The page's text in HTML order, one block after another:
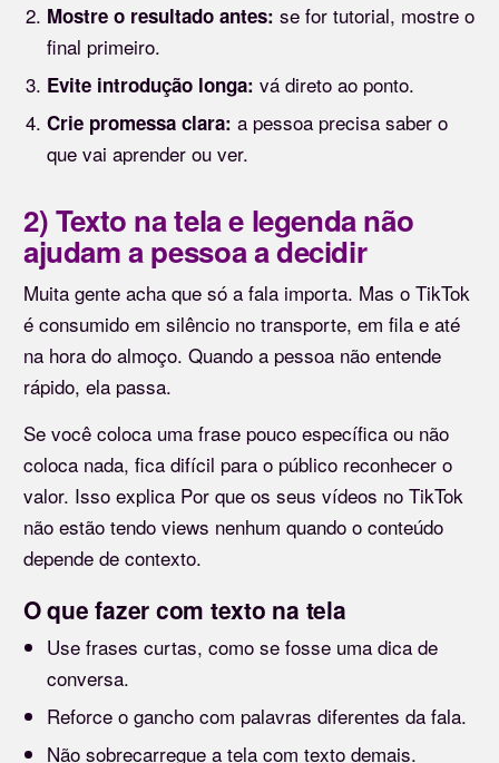
Mostre o resultado antes: se for tutorial, mostre o
final primeiro.
Evite introdução longa: vá direto ao ponto.
Crie promessa clara: a pessoa precisa saber o
que vai aprender ou ver.
2) Texto na tela e legenda não
ajudam a pessoa a decidir
Muita gente acha que só a fala importa. Mas o TikTok
é consumido em silêncio no transporte, em fila e até
na hora do almoço. Quando a pessoa não entende
rápido, ela passa.
Se você coloca uma frase pouco específica ou não
coloca nada, fica difícil para o público reconhecer o
valor. Isso explica Por que os seus vídeos no TikTok
não estão tendo views nenhum quando o conteúdo
depende de contexto.
O que fazer com texto na tela
Use frases curtas, como se fosse uma dica de
conversa.
Reforce o gancho com palavras diferentes da fala.
Não sobrecarregue a tela com texto demais.